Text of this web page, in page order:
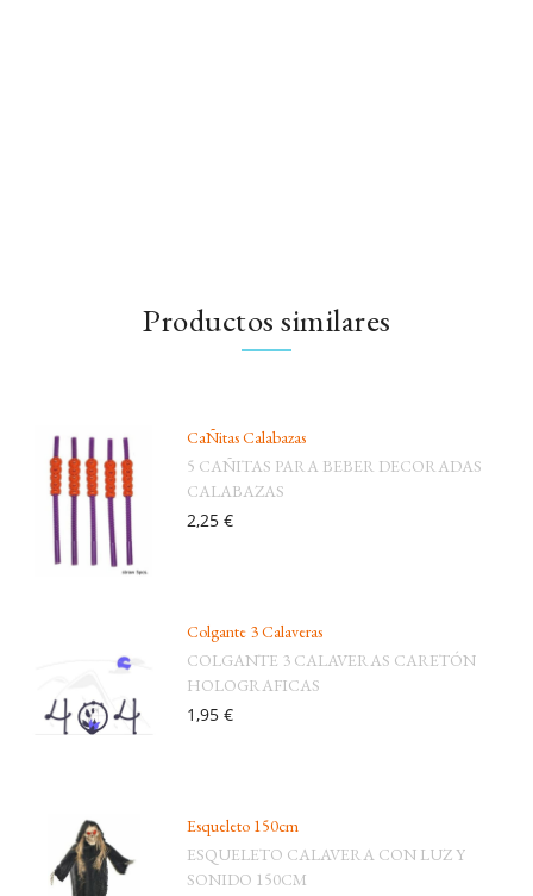
Productos similares
CaÑitas Calabazas
5 CAÑITAS PARA BEBER DECORADAS
CALABAZAS
2,25 €
Colgante 3 Calaveras
COLGANTE 3 CALAVERAS CARETÓN
HOLOGRAFICAS
1,95 €
Esqueleto 150cm
ESQUELETO CALAVERA CON LUZ Y
SONIDO 150CM